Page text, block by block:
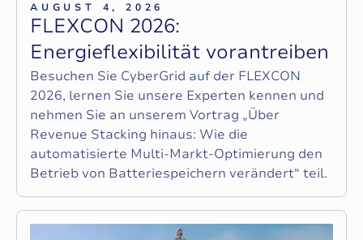
AUGUST 4, 2026
FLEXCON 2026:
Energieflexibilität vorantreiben
Besuchen Sie CyberGrid auf der FLEXCON
2026, lernen Sie unsere Experten kennen und
nehmen Sie an unserem Vortrag „Über
Revenue Stacking hinaus: Wie die
automatisierte Multi-Markt-Optimierung den
Betrieb von Batteriespeichern verändert“ teil.